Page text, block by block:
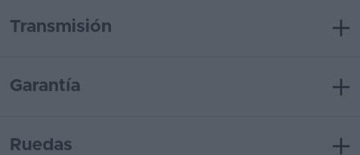
Transmisión
Garantía
Ruedas